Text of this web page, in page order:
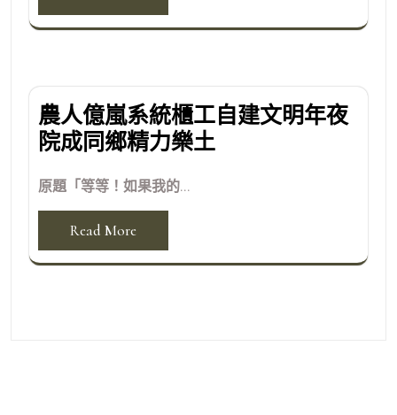
農人億嵐系統櫃工自建文明年夜
院成同鄉精力樂土
原題「等等！如果我的...
Read More